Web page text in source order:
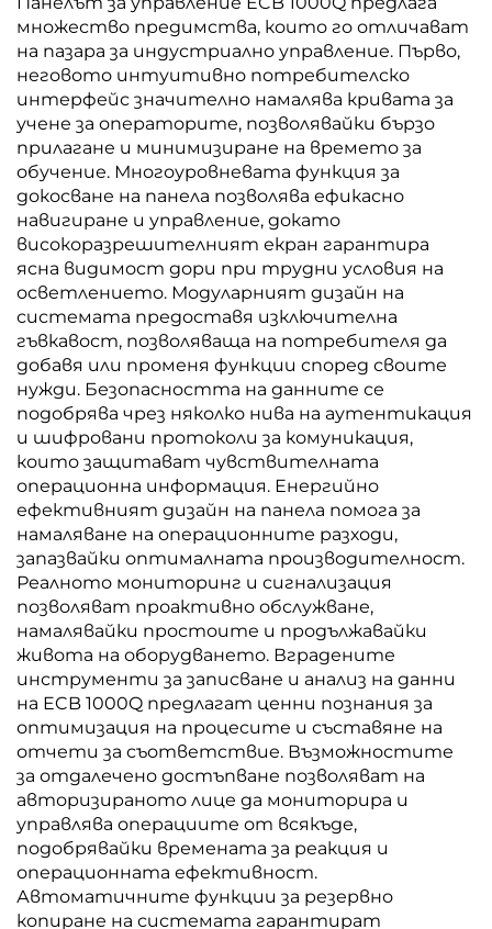
множество предимства, които го отличават
на пазара за индустриално управление. Първо,
неговото интуитивно потребителско
интерфейс значително намалява кривата за
учене за операторите, позволявайки бързо
прилагане и минимизиране на времето за
обучение. Многоуровневата функция за
докосване на панела позволява ефикасно
навигиране и управление, докато
високоразрешителният екран гарантира
ясна видимост дори при трудни условия на
осветлението. Модуларният дизайн на
системата предоставя изключителна
гъвкавост, позволяваща на потребителя да
добавя или променя функции според своите
нужди. Безопасността на данните се
подобрява чрез няколко нива на аутентикация
и шифровани протоколи за комуникация,
които защитават чувствителната
операционна информация. Енергийно
ефективният дизайн на панела помога за
намаляване на операционните разходи,
запазвайки оптималната производителност.
Реалното мониторинг и сигнализация
позволяват проактивно обслужване,
намалявайки простоите и продължавайки
живота на оборудването. Вградените
инструменти за записване и анализ на данни
на ECB 1000Q предлагат ценни познания за
оптимизация на процесите и съставяне на
отчети за съответствие. Възможностите
за отдалечено достъпване позволяват на
авторизираното лице да мониторира и
управлява операциите от всякъде,
подобрявайки времената за реакция и
операционната ефективност.
Автоматичните функции за резервно
копиране на системата гарантират